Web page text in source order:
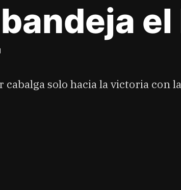
el
solo hacia la victoria con